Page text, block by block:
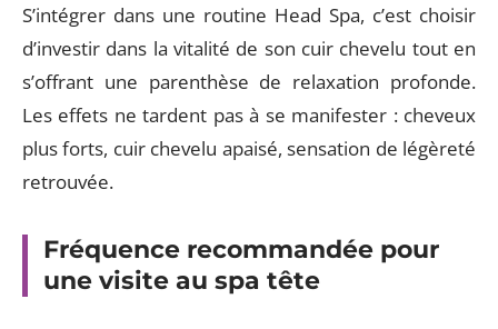
S’intégrer dans une routine Head Spa, c’est choisir
d’investir dans la vitalité de son cuir chevelu tout en
s’offrant une parenthèse de relaxation profonde.
Les effets ne tardent pas à se manifester : cheveux
plus forts, cuir chevelu apaisé, sensation de légèreté
retrouvée.
Fréquence recommandée pour
une visite au spa tête